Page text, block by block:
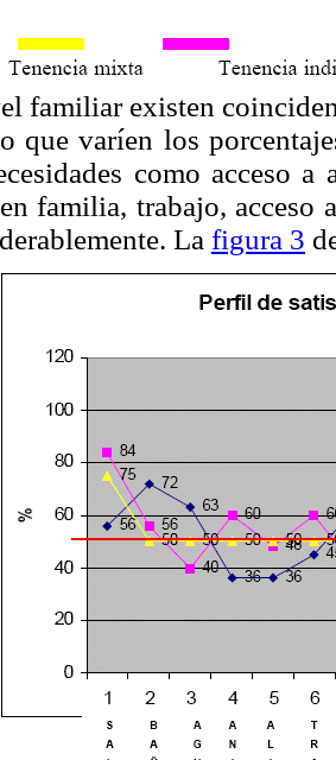
familiar existen
que varíen los
como acceso a
familia, trabajo,
La figura 3